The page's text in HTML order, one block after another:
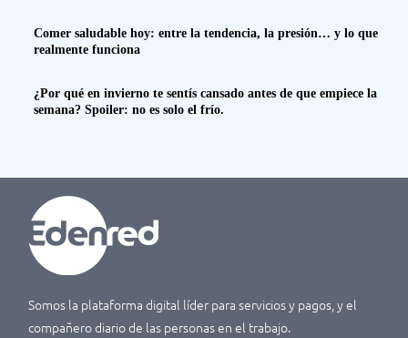
Comer saludable hoy: entre la tendencia, la presión… y lo que
realmente funciona
¿Por qué en invierno te sentís cansado antes de que empiece la
semana? Spoiler: no es solo el frío.
Somos la plataforma digital líder para servicios y pagos, y el
compañero diario de las personas en el trabajo.